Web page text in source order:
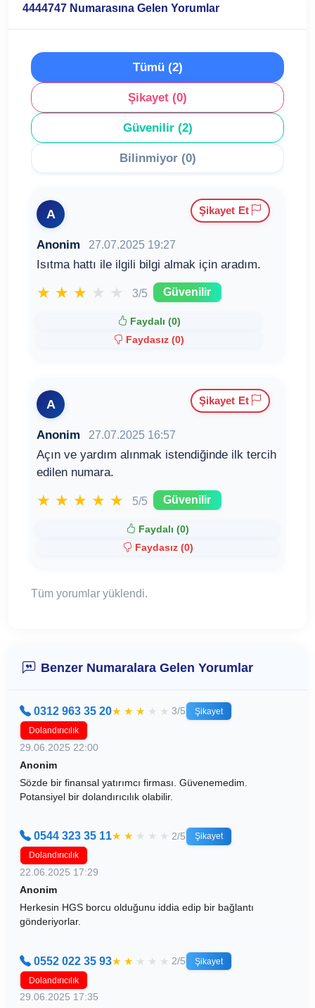
4444747 Numarasına Gelen Yorumlar
Tümü (2)
Şikayet (0)
Güvenilir (2)
Bilinmiyor (0)
A
Anonim 27.07.2025 19:27
Isıtma hattı ile ilgili bilgi almak için aradım.
★ ★ ★ ★ ★ 3/5 Güvenilir
Faydalı (0)
Faydasız (0)
Şikayet Et
A
Anonim 27.07.2025 16:57
Açın ve yardım alınmak istendiğinde ilk tercih
edilen numara.
★ ★ ★ ★ ★ 5/5 Güvenilir
Faydalı (0)
Faydasız (0)
Şikayet Et
Tüm yorumlar yüklendi.
Benzer Numaralara Gelen Yorumlar
0312 963 35 20★ ★ ★ ★ ★ 3/5
Şikayet
Dolandırıcılık
29.06.2025 22:00
Anonim
Sözde bir finansal yatırımcı firması. Güvenemedim.
Potansiyel bir dolandırıcılık olabilir.
0544 323 35 11★ ★ ★ ★ ★ 2/5
Şikayet
Dolandırıcılık
22.06.2025 17:29
Anonim
Herkesin HGS borcu olduğunu iddia edip bir bağlantı
gönderiyorlar.
0552 022 35 93★ ★ ★ ★ ★ 2/5
Şikayet
Dolandırıcılık
29.06.2025 17:35